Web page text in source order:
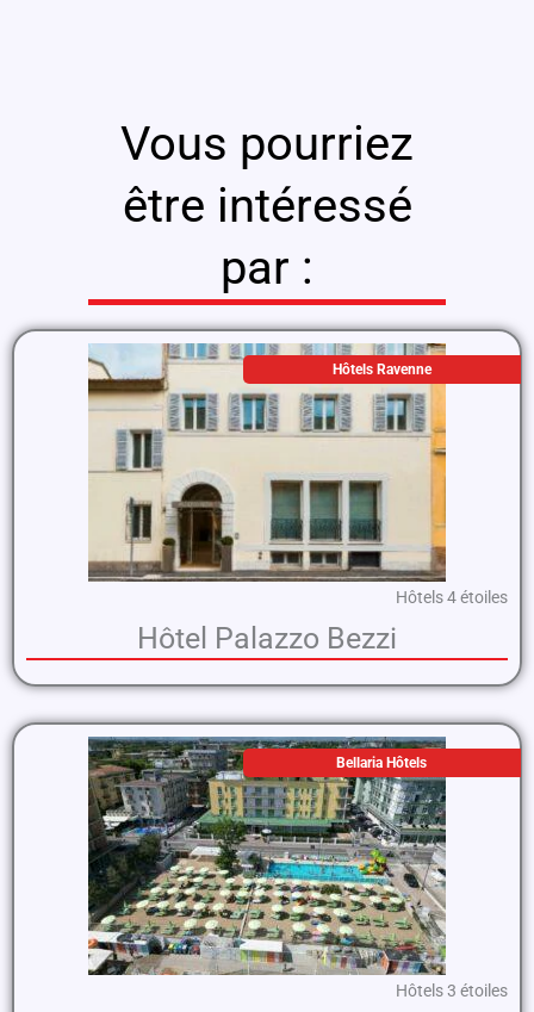
Vous pourriez
être intéressé
par :
Hôtels Ravenne
Hôtels 4 étoiles
Hôtel Palazzo Bezzi
Bellaria Hôtels
Hôtels 3 étoiles